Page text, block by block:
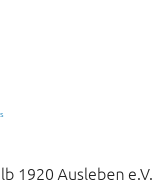
1920 Ausleben e.V.